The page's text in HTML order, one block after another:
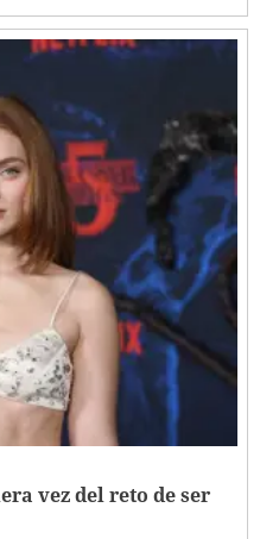
vez del reto de ser